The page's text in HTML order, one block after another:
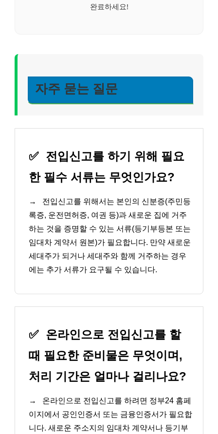
완료하세요!
자주 묻는 질문
✅ 전입신고를 하기 위해 필요
한 필수 서류는 무엇인가요?
→
전입신고를 위해서는 본인의 신분증(주민등
록증, 운전면허증, 여권 등)과 새로운 집에 거주
하는 것을 증명할 수 있는 서류(등기부등본 또는
임대차 계약서 원본)가 필요합니다. 만약 새로운
세대주가 되거나 세대주와 함께 거주하는 경우
에는 추가 서류가 요구될 수 있습니다.
✅ 온라인으로 전입신고를 할
때 필요한 준비물은 무엇이며,
처리 기간은 얼마나 걸리나요?
→
온라인으로 전입신고를 하려면 정부24 홈페
이지에서 공인인증서 또는 금융인증서가 필요합
니다. 새로운 주소지의 임대차 계약서나 등기부